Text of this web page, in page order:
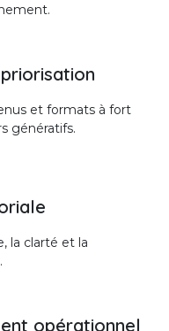
et formats à fort
génératifs.
la clarté et la
opérationnel